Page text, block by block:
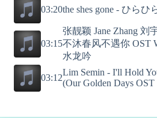
03:20the shes gone - ひらひ
03:15
张靓颖 Jane Zhang 刘
不沐春风不遇你 OST
水龙吟
03:12
Lim Semin - I'll Hold
(Our Golden Days OST